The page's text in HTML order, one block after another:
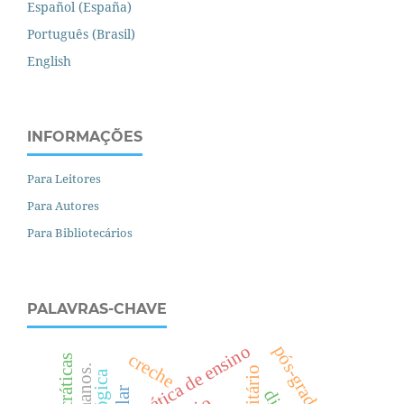
Español (España)
Português (Brasil)
English
INFORMAÇÕES
Para Leitores
Para Autores
Para Bibliotecários
PALAVRAS-CHAVE
prática de ensino
creche